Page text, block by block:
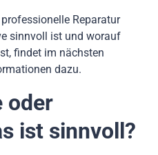
Reparatur
sinnvoll ist und worauf
findet im nächsten
dazu.
oder
ist sinnvoll?